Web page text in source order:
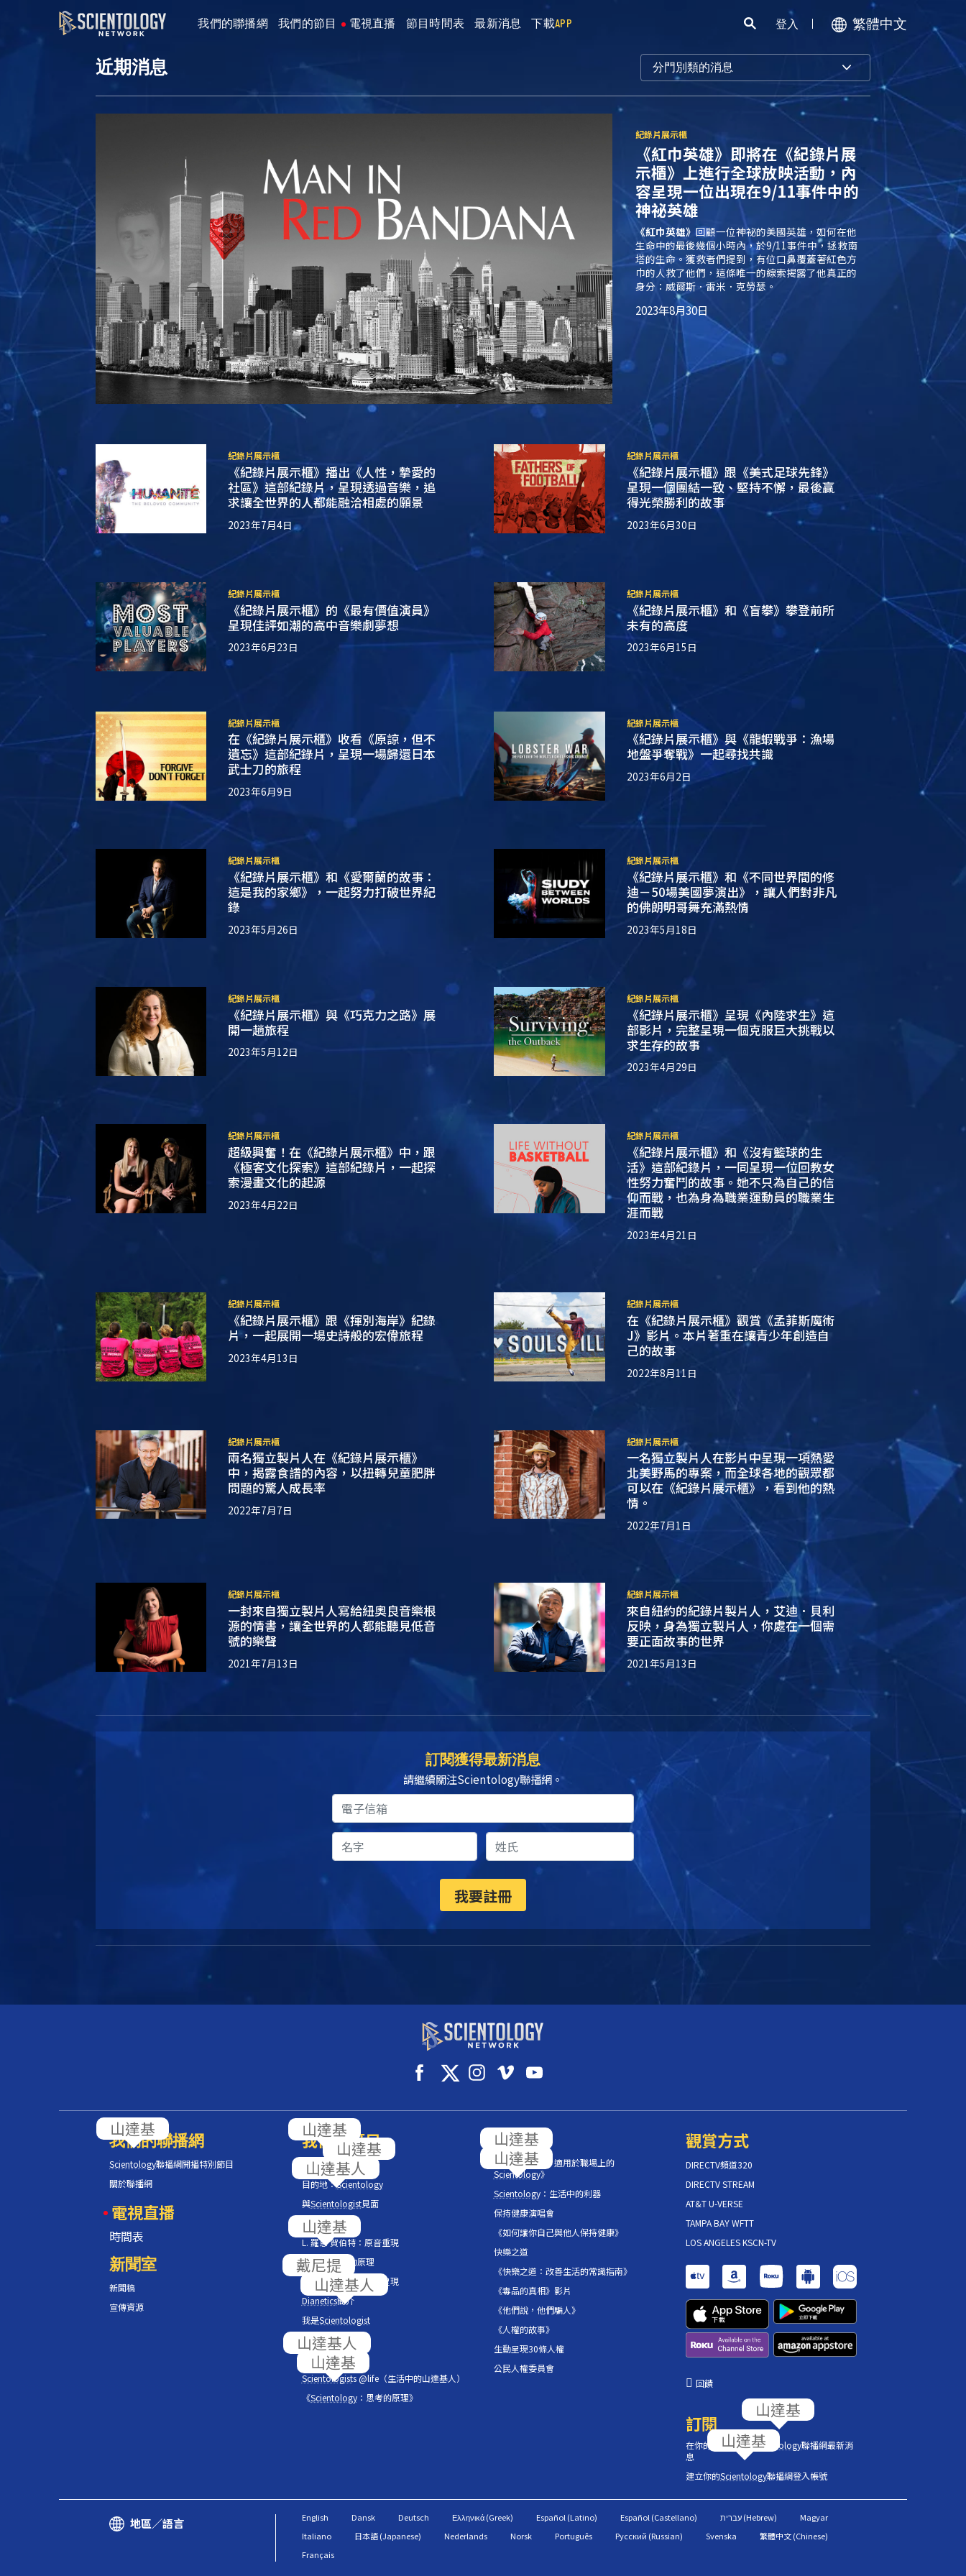
我們的聯播網 我們的節目 電視直播 節目時間表 最新消息 下載APP 登入 繁體中文
近期消息 分門別類的消息
《紅巾英雄》即將在《紀錄片展
示櫃》上進行全球放映活動，內
容呈現一位出現在9/11事件中的
神祕英雄
《紅巾英雄》回顧一位神祕的美國英雄，如何在他
生命中的最後幾個小時內，於9/11事件中，拯救南
塔的生命。獲救者們提到，有位口鼻覆蓋著紅色方
巾的人救了他們，這條唯一的線索揭露了他真正的
身分：威爾斯．雷米．克勞瑟。
2023年8月30日
紀錄片展示櫃
《紀錄片展示櫃》播出《人性，摯愛的
社區》這部紀錄片，呈現透過音樂，追
求讓全世界的人都能融洽相處的願景
2023年7月4日
紀錄片展示櫃
《紀錄片展示櫃》跟《美式足球先鋒》
呈現一個團結一致、堅持不懈，最後贏
得光榮勝利的故事
2023年6月30日
紀錄片展示櫃
《紀錄片展示櫃》的《最有價值演員》
呈現佳評如潮的高中音樂劇夢想
2023年6月23日
紀錄片展示櫃
《紀錄片展示櫃》和《盲攀》攀登前所
未有的高度
2023年6月15日
紀錄片展示櫃
在《紀錄片展示櫃》收看《原諒，但不
遺忘》這部紀錄片，呈現一場歸還日本
武士刀的旅程
2023年6月9日
紀錄片展示櫃
《紀錄片展示櫃》與《龍蝦戰爭：漁場
地盤爭奪戰》一起尋找共識
2023年6月2日
紀錄片展示櫃
《紀錄片展示櫃》和《愛爾蘭的故事：
這是我的家鄉》，一起努力打破世界紀
錄
2023年5月26日
紀錄片展示櫃
《紀錄片展示櫃》和《不同世界間的修
迪－50場美國夢演出》，讓人們對非凡
的佛朗明哥舞充滿熱情
2023年5月18日
紀錄片展示櫃
《紀錄片展示櫃》與《巧克力之路》展
開一趟旅程
2023年5月12日
紀錄片展示櫃
《紀錄片展示櫃》呈現《內陸求生》這
部影片，完整呈現一個克服巨大挑戰以
求生存的故事
2023年4月29日
紀錄片展示櫃
超級興奮！在《紀錄片展示櫃》中，跟
《極客文化探索》這部紀錄片，一起探
索漫畫文化的起源
2023年4月22日
紀錄片展示櫃
《紀錄片展示櫃》和《沒有籃球的生
活》這部紀錄片，一同呈現一位回教女
性努力奮鬥的故事。她不只為自己的信
仰而戰，也為身為職業運動員的職業生
涯而戰
2023年4月21日
紀錄片展示櫃
《紀錄片展示櫃》跟《揮別海岸》紀錄
片，一起展開一場史詩般的宏偉旅程
2023年4月13日
紀錄片展示櫃
在《紀錄片展示櫃》觀賞《孟菲斯魔術
J》影片。本片著重在讓青少年創造自
己的故事
2022年8月11日
紀錄片展示櫃
兩名獨立製片人在《紀錄片展示櫃》
中，揭露食譜的內容，以扭轉兒童肥胖
問題的驚人成長率
2022年7月7日
紀錄片展示櫃
一名獨立製片人在影片中呈現一項熱愛
北美野馬的專案，而全球各地的觀眾都
可以在《紀錄片展示櫃》，看到他的熱
情。
2022年7月1日
紀錄片展示櫃
一封來自獨立製片人寫給紐奧良音樂根
源的情書，讓全世界的人都能聽見低音
號的樂聲
2021年7月13日
紀錄片展示櫃
來自紐約的紀錄片製片人，艾迪．貝利
反映，身為獨立製片人，你處在一個需
要正面故事的世界
2021年5月13日
訂閱獲得最新消息
請繼續關注Scientology聯播網。
我要註冊
我們的聯播網
Scientology聯播網開播特別節目
關於聯播網
電視直播
時間表
新聞室
新聞稿
宣傳資源
我們的節目
Scientology內部
目的地：Scientology
與Scientologist見面
人道之聲
L. 羅恩 賀伯特：原音重現
Scientology
的原理
L. 羅恩 賀伯特圖書館呈現
Dianetics簡介
我是Scientologist
紀錄片展示櫃
躍動的音符
Scientologists @life（生活中的山達基人）
《Scientology：思考的原理》
《工作的問題：適用於職場上的
Scientology》
Scientology：生活中的利器
保持健康演唱會
《如何讓你自己與他人保持健康》
快樂之道
《快樂之道：改善生活的常識指南》
《毒品的真相》影片
《他們說，他們騙人》
《人權的故事》
生動呈現30條人權
公民人權委員會
觀賞方式
DIRECTV頻道320
DIRECTV STREAM
AT&T U-VERSE
TAMPA BAY WFTT
LOS ANGELES KSCN-TV
回饋
訂閱
在你的收件匣獲取Scientology聯播網最新消
息
建立你的Scientology聯播網登入帳號
地區／語言 English Dansk Deutsch Ελληνικά (Greek) Español (Latino) Español (Castellano)
Magyar
Italiano
日本語 (Japanese) Nederlands Norsk Português Русский (Russian) Svenska
繁體中文 (Chinese)
Français